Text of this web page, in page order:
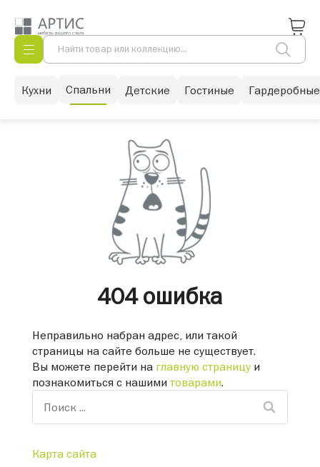
Кухни Спальни Детские Гостиные Гардеробные
404 ошибка
Неправильно набран адрес, или такой
страницы на сайте больше не существует.
Вы можете перейти на главную страницуи
познакомиться с нашими товарами.
Карта сайта